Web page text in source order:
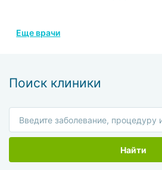
Еще врачи
Поиск клиники
Найти